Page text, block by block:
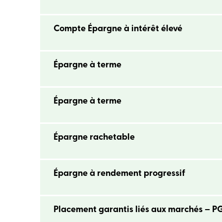
Compte Épargne à intérêt élevé
Épargne à terme
Épargne à terme
Épargne rachetable
Épargne à rendement progressif
Placement garantis liés aux marchés –